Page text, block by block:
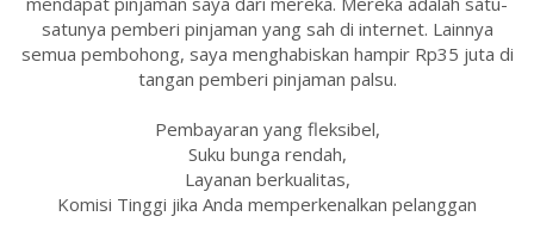
satunya pemberi pinjaman yang sah di internet. Lainnya
semua pembohong, saya menghabiskan hampir Rp35 juta di
tangan pemberi pinjaman palsu.
Pembayaran yang fleksibel,
Suku bunga rendah,
Layanan berkualitas,
Komisi Tinggi jika Anda memperkenalkan pelanggan